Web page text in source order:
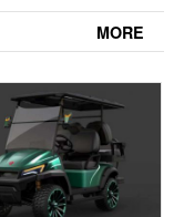
MORE